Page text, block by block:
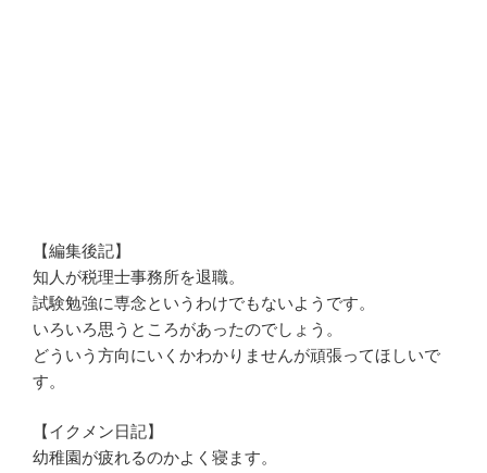
【編集後記】
知人が税理士事務所を退職。
試験勉強に専念というわけでもないようです。
いろいろ思うところがあったのでしょう。
どういう方向にいくかわかりませんが頑張ってほしいで
す。
【イクメン日記】
幼稚園が疲れるのかよく寝ます。